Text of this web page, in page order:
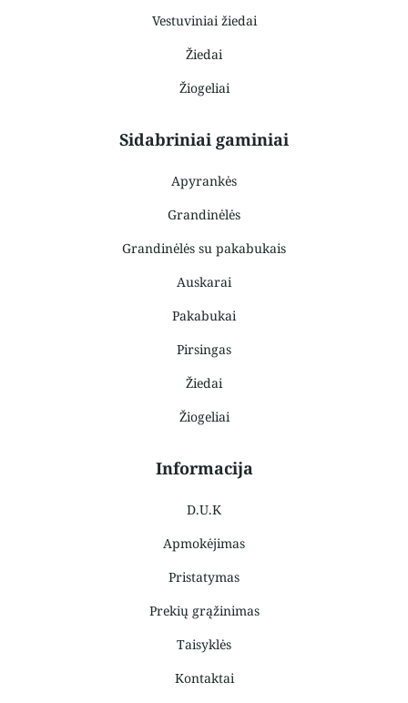
Vestuviniai žiedai
Žiedai
Žiogeliai
Sidabriniai gaminiai
Apyrankės
Grandinėlės
Grandinėlės su pakabukais
Auskarai
Pakabukai
Pirsingas
Žiedai
Žiogeliai
Informacija
D.U.K
Apmokėjimas
Pristatymas
Prekių grąžinimas
Taisyklės
Kontaktai